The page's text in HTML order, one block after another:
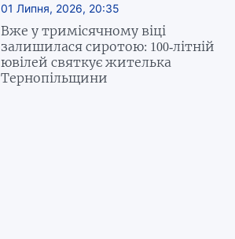
01 Липня, 2026, 20:35
Вже у тримісячному віці
залишилася сиротою: 100-літній
ювілей святкує жителька
Тернопільщини